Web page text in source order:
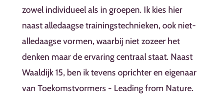
zowel individueel als in groepen. Ik kies hier
naast alledaagse trainingstechnieken, ook niet-
alledaagse vormen, waarbij niet zozeer het
denken maar de ervaring centraal staat. Naast
Waaldijk 15, ben ik tevens oprichter en eigenaar
van Toekomstvormers - Leading from Nature.